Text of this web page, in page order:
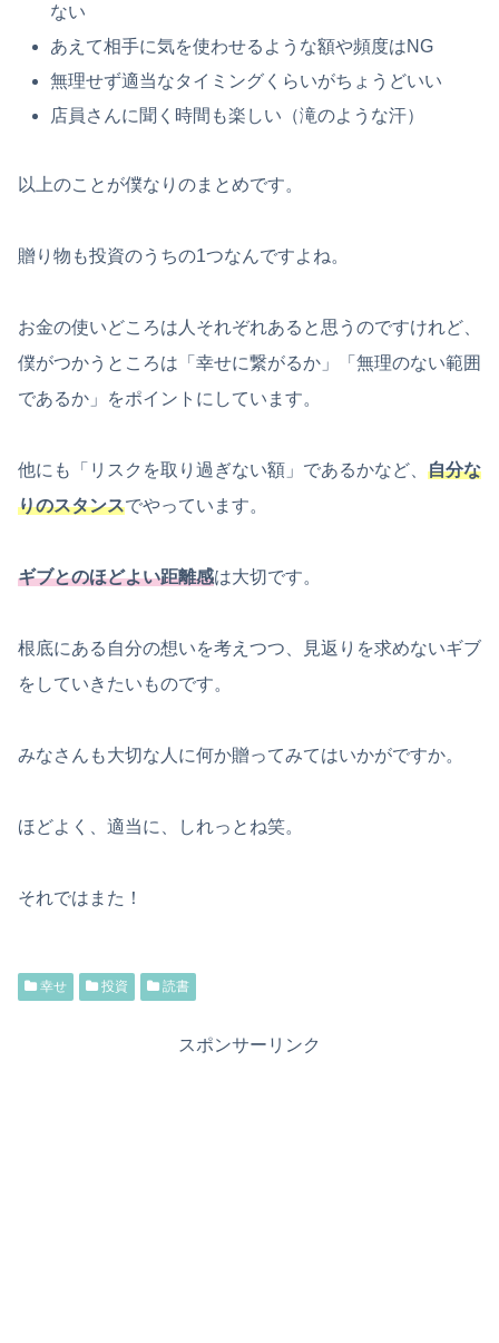
ない
あえて相手に気を使わせるような額や頻度はNG
無理せず適当なタイミングくらいがちょうどいい
店員さんに聞く時間も楽しい（滝のような汗）
以上のことが僕なりのまとめです。
贈り物も投資のうちの1つなんですよね。
お金の使いどころは人それぞれあると思うのですけれど、
僕がつかうところは「幸せに繋がるか」「無理のない範囲
であるか」をポイントにしています。
他にも「リスクを取り過ぎない額」であるかなど、 自分な
りのスタンスでやっています。
ギブとのほどよい距離感は大切です。
根底にある自分の想いを考えつつ、見返りを求めないギブ
をしていきたいものです。
みなさんも大切な人に何か贈ってみてはいかがですか。
ほどよく、適当に、しれっとね笑。
それではまた！
幸せ 投資 読書
スポンサーリンク